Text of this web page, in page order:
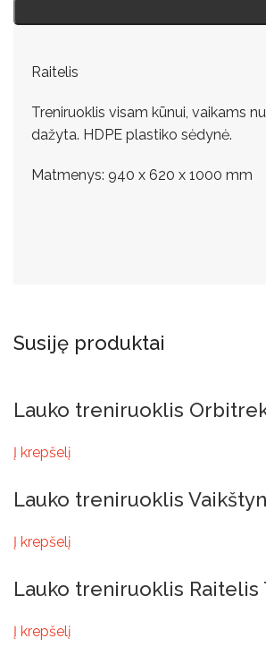
Raitelis
Treniruoklis visam kūnui, vaikams
dažyta. HDPE plastiko sėdynė.
Matmenys: 940 x 620 x 1000 mm
Susiję produktai
Lauko treniruoklis
Į krepšelį
Lauko treniruoklis
Į krepšelį
Lauko treniruoklis Raitelis
Į krepšelį